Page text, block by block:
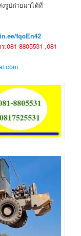
งรูปถ่ายมาได้ที่
fqoEn42
.081-8805531 ,081-